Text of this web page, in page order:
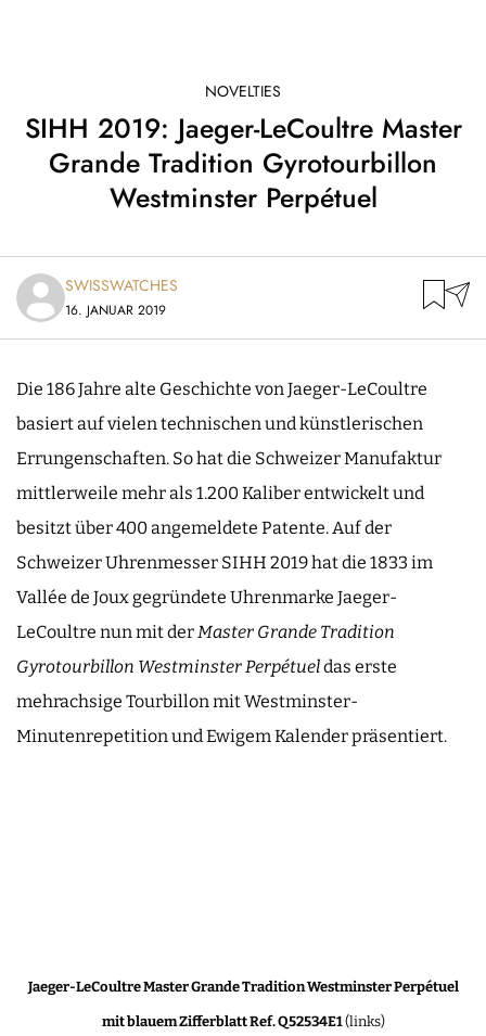
NOVELTIES
SIHH 2019: Jaeger-LeCoultre Master
Grande Tradition Gyrotourbillon
Westminster Perpétuel
SWISSWATCHES
16. JANUAR 2019
Die 186 Jahre alte Geschichte von Jaeger-LeCoultre
basiert auf vielen technischen und künstlerischen
Errungenschaften. So hat die Schweizer Manufaktur
mittlerweile mehr als 1.200 Kaliber entwickelt und
besitzt über 400 angemeldete Patente. Auf der
Schweizer Uhrenmesser SIHH 2019 hat die 1833 im
Vallée de Joux gegründete Uhrenmarke Jaeger-
LeCoultre nun mit der Master Grande Tradition
Gyrotourbillon Westminster Perpétueldas erste
mehrachsige Tourbillon mit Westminster-
Minutenrepetition und Ewigem Kalender präsentiert.
Jaeger-LeCoultre Master Grande Tradition Westminster Perpétuel
mit blauem Zifferblatt Ref. Q52534E1(links)